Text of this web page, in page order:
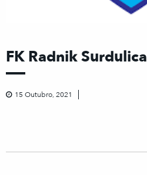
FK Radnik Surdulica
15 Outubro, 2021